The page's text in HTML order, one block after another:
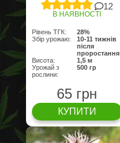
12
В НАЯВНОСТІ
Рівень ТГК:
28%
Збір урожаю:
10-11 тижнів
після
проростання
Висота:
1,5 м
Урожай з
рослини:
500 гр
65 грн
КУПИТИ